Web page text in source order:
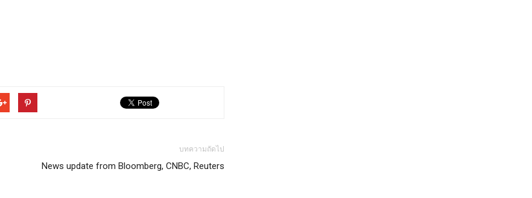
บทความถัดไป
News update from Bloomberg, CNBC, Reuters